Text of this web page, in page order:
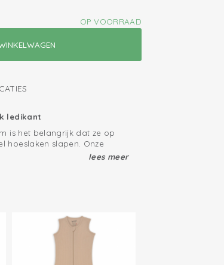
OP VOORRAAD
ledikant
is het belangrijk dat ze op
hoeslaken slapen. Onze
het Oeko-Tex
wiegmatras.
zacht
rondom
lees meer